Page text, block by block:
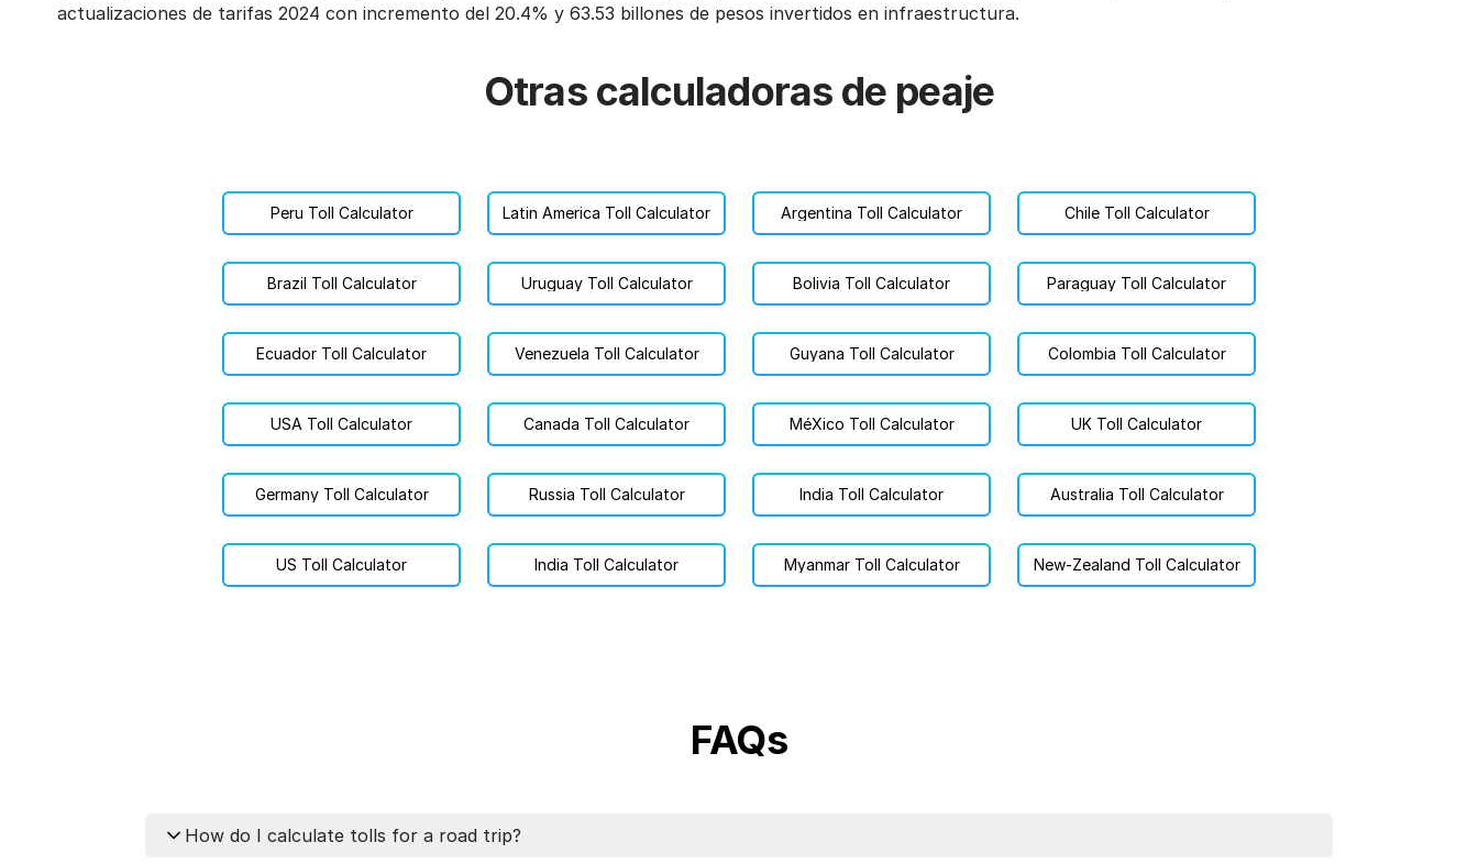
actualizaciones de tarifas 2024 con incremento del 20.4% y 63.53 billones de pesos invertidos en infraestructura.
Otras calculadoras de peaje
Peru Toll Calculator Latin America Toll Calculator Argentina Toll Calculator Chile Toll Calculator
Brazil Toll Calculator Uruguay Toll Calculator Bolivia Toll Calculator Paraguay Toll Calculator
Ecuador Toll Calculator Venezuela Toll Calculator Guyana Toll Calculator Colombia Toll Calculator
USA Toll Calculator Canada Toll Calculator MéXico Toll Calculator UK Toll Calculator
Germany Toll Calculator Russia Toll Calculator India Toll Calculator Australia Toll Calculator
US Toll Calculator India Toll Calculator Myanmar Toll Calculator New-Zealand Toll Calculator
FAQs
How do I calculate tolls for a road trip?